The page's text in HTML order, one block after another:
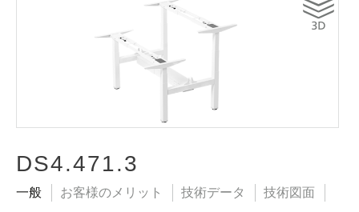
DS4.471.3
一般 お客様のメリット 技術データ 技術図面